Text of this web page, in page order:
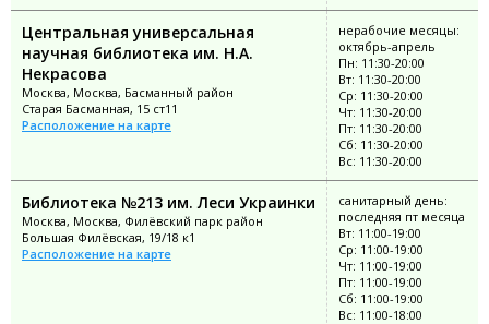
Центральная универсальная
научная библиотека им. Н.А.
Некрасова
Москва, Москва, Басманный район
Старая Басманная, 15 ст11
Расположение на карте
нерабочие месяцы:
октябрь-апрель
Пн: 11:30-20:00
Вт: 11:30-20:00
Ср: 11:30-20:00
Чт: 11:30-20:00
Пт: 11:30-20:00
Сб: 11:30-20:00
Вс: 11:30-20:00
Библиотека №213 им. Леси Украинки
Москва, Москва, Филёвский парк район
Большая Филёвская, 19/18 к1
Расположение на карте
санитарный день:
последняя пт месяца
Вт: 11:00-19:00
Ср: 11:00-19:00
Чт: 11:00-19:00
Пт: 11:00-19:00
Сб: 11:00-19:00
Вс: 11:00-18:00